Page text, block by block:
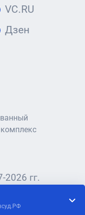
VC.RU
Дзен
2026 гг.